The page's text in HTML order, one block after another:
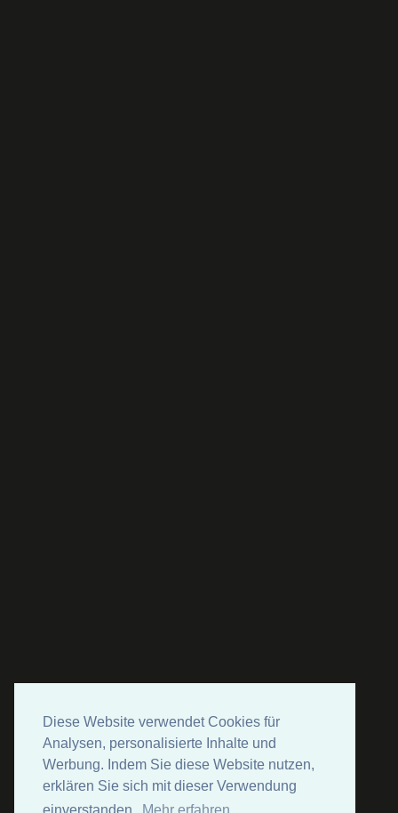
Diese Website verwendet Cookies für
Analysen, personalisierte Inhalte und
Werbung. Indem Sie diese Website nutzen,
erklären Sie sich mit dieser Verwendung